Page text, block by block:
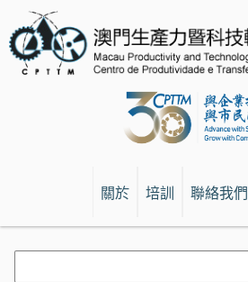
關於 培訓 聯絡我們